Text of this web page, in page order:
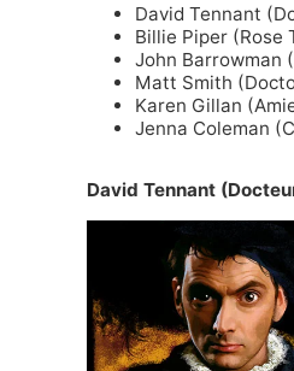
David Tennant
Billie Piper (Rose
John Barrowman
Matt Smith
Karen Gillan
Jenna Coleman
David Tennant